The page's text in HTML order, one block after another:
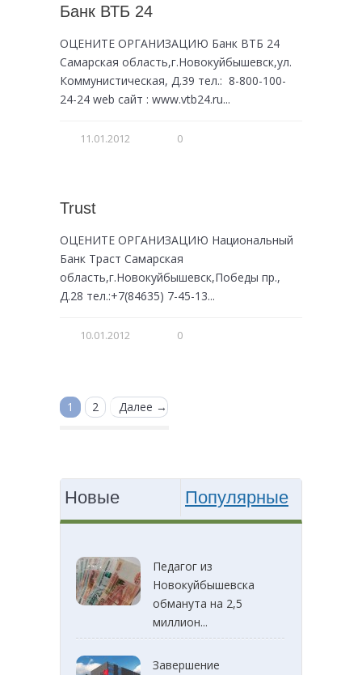
Банк ВТБ 24
ОЦЕНИТЕ ОРГАНИЗАЦИЮ Банк ВТБ 24
Самарская область,г.Новокуйбышевск,ул.
Коммунистическая, Д.39 тел.: 8-800-100-
24-24 web сайт : www.vtb24.ru...
11.01.2012 0
Trust
ОЦЕНИТЕ ОРГАНИЗАЦИЮ Национальный
Банк Траст Самарская
область,г.Новокуйбышевск,Победы пр.,
Д.28 тел.:+7(84635) 7-45-13...
10.01.2012 0
1 2 Далее →
Новые Популярные
Педагог из
Новокуйбышевска
обманута на 2,5
миллион...
Завершение